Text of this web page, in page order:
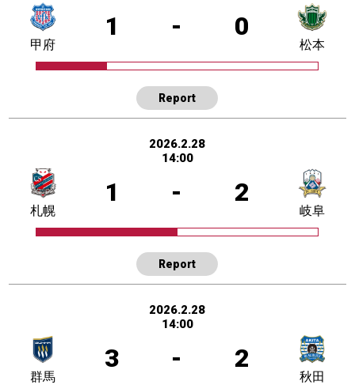
1 - 0
甲府 松本
Report
2026.2.28
14:00
1 - 2
札幌 岐阜
Report
2026.2.28
14:00
3 - 2
群馬 秋田